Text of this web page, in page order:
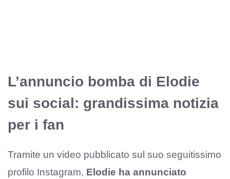
L’annuncio bomba di Elodie
sui social: grandissima notizia
per i fan
Tramite un video pubblicato sul suo seguitissimo
profilo Instagram, Elodie ha annunciato